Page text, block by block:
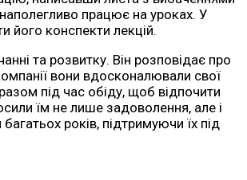
працює на уроках. У
його конспекти лекцій.
та розвитку. Він розповідає про
вони вдосконалювали свої
під час обіду, щоб відпочити
їм не лише задоволення, але і
років, підтримуючи їх під